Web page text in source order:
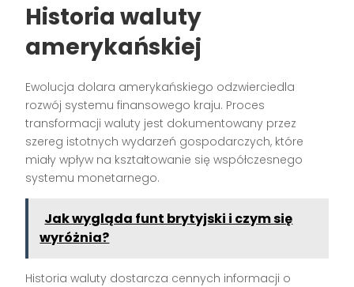
Historia waluty
amerykańskiej
Ewolucja dolara amerykańskiego odzwierciedla
rozwój systemu finansowego kraju. Proces
transformacji waluty jest dokumentowany przez
szereg istotnych wydarzeń gospodarczych, które
miały wpływ na kształtowanie się współczesnego
systemu monetarnego.
Jak wygląda funt brytyjski i czym się
wyróżnia?
Historia waluty dostarcza cennych informacji o